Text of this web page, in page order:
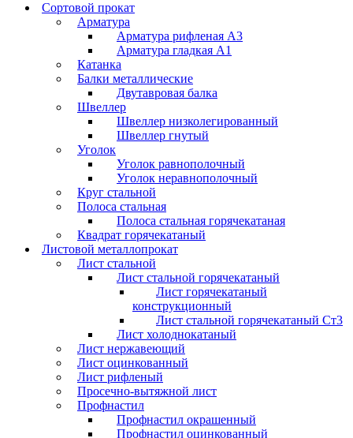
Сортовой прокат
Арматура
Арматура рифленая А3
Арматура гладкая А1
Катанка
Балки металлические
Двутавровая балка
Швеллер
Швеллер низколегированный
Швеллер гнутый
Уголок
Уголок равнополочный
Уголок неравнополочный
Круг стальной
Полоса стальная
Полоса стальная горячекатаная
Квадрат горячекатаный
Листовой металлопрокат
Лист стальной
Лист стальной горячекатаный
Лист горячекатаный
конструкционный
Лист стальной горячекатаный Ст3
Лист холоднокатаный
Лист нержавеющий
Лист оцинкованный
Лист рифленый
Просечно-вытяжной лист
Профнастил
Профнастил окрашенный
Профнастил оцинкованный